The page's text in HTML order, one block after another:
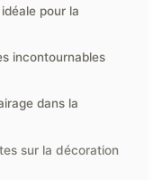
pour la
incontournables
dans la
sur la décoration